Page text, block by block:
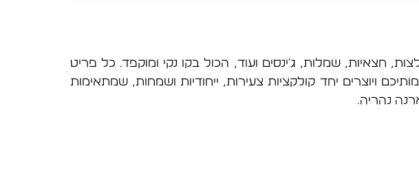
חצאיות, שמלות, ג'ינסים ועוד, הכול בקו נקי ומוקפד. כל פריט
ויוצרים יחד קולקציות צעירות, ייחודיות ושמחות, שמתאימות
נהריה.